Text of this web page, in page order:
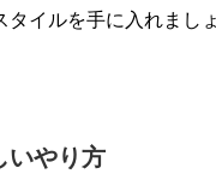
イルを手に入れましょ
いやり方